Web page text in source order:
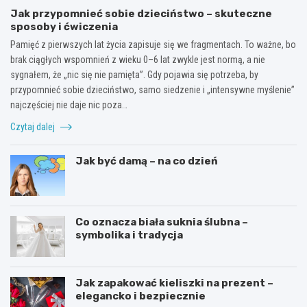
Jak przypomnieć sobie dzieciństwo – skuteczne
sposoby i ćwiczenia
Pamięć z pierwszych lat życia zapisuje się we fragmentach. To ważne, bo
brak ciągłych wspomnień z wieku 0–6 lat zwykle jest normą, a nie
sygnałem, że „nic się nie pamięta”. Gdy pojawia się potrzeba, by
przypomnieć sobie dzieciństwo, samo siedzenie i „intensywne myślenie”
najczęściej nie daje nic poza…
Czytaj dalej
Jak być damą – na co dzień
Co oznacza biała suknia ślubna –
symbolika i tradycja
Jak zapakować kieliszki na prezent –
elegancko i bezpiecznie